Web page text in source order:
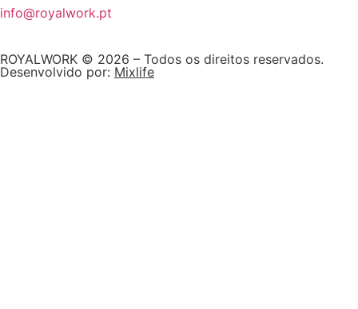
info@royalwork.pt
ROYALWORK © 2026 – Todos os direitos reservados.
Desenvolvido por: Mixlife